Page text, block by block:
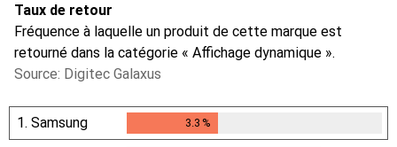
Taux de retour
Fréquence à laquelle un produit de cette marque est
retourné dans la catégorie « Affichage dynamique ».
Source: Digitec Galaxus
1. Samsung 3.3 %